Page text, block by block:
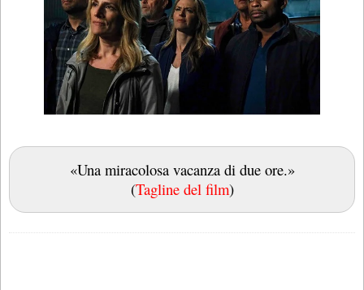
«Una miracolosa vacanza di due ore.»
(Tagline del film)